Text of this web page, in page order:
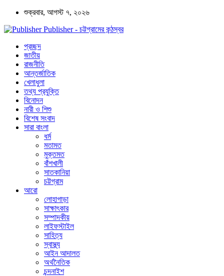
শুক্রবার, আগস্ট ৭, ২০২৬
Publisher - চট্টগ্রামের কন্ঠস্বর
প্রচ্ছদ
জাতীয়
রাজনীতি
আন্তর্জাতিক
খেলাধুলা
তথ্য প্রযুক্তি
বিনোদন
নারী ও শিশু
বিশেষ সংবাদ
সারা বাংলা
ধর্ম
মতামত
মুক্তমত
বাঁশখালী
সাতকানিয়া
চট্টগ্রাম
আরো
লোহাগাড়া
সাক্ষাৎকার
সম্পাদকীয়
লাইফস্টাইল
সাহিত্য
স্বাস্থ্য
আইন আদালত
অর্থনৈতিক
চন্দনাইশ